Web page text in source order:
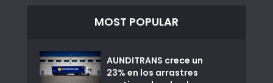
MOST POPULAR
AUNDITRANS crece un
23% en los arrastres